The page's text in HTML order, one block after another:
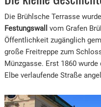
Die Brühlsche Terrasse
Festungswall
vom Grafen
Öffentlichkeit zugänglich
große Freitreppe zum
Münzgasse. Erst 1860
Elbe verlaufende Straße